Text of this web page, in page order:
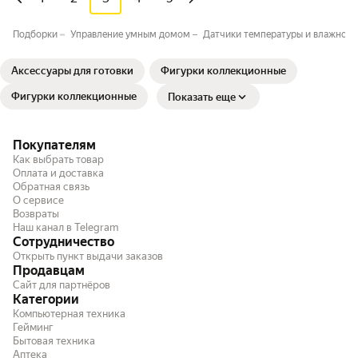
Подборки Управление умным домом Датчики температуры и
Аксессуары для готовки Фигурки коллекционные
Фигурки коллекционные Показать еще
Покупателям
Как выбрать товар
Оплата и доставка
Обратная связь
О сервисе
Возвраты
Наш канал в Telegram
Сотрудничество
Открыть пункт выдачи заказов
Продавцам
Сайт для партнёров
Категории
Компьютерная техника
Гейминг
Бытовая техника
Аптека